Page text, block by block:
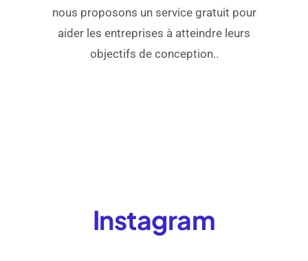
nous proposons un service gratuit pour
aider les entreprises à atteindre leurs
objectifs de conception..
Instagram